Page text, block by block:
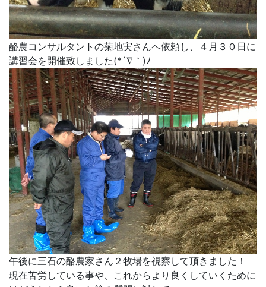
酪農コンサルタントの菊地実さんへ依頼し、４月３０日に
講習会を開催致しました(*´∇｀)ﾉ
午後に三石の酪農家さん２牧場を視察して頂きました！
現在苦労している事や、これからより良くしていくために